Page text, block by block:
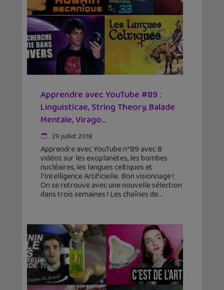
Apprendre avec YouTube #89 :
Linguisticae, String Theory, Balade
Mentale, Virago…
29 juillet 2018
Apprendre avec YouTube n°89 avec 8
vidéos sur les exoplanètes, les bombes
nucléaires, les langues celtiques et
l'Intelligence Artificielle. Bon visionnage !
On se retrouve avec une nouvelle sélection
dans trois semaines ! Les chaînes de